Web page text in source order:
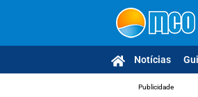
Notícias
Publicidade